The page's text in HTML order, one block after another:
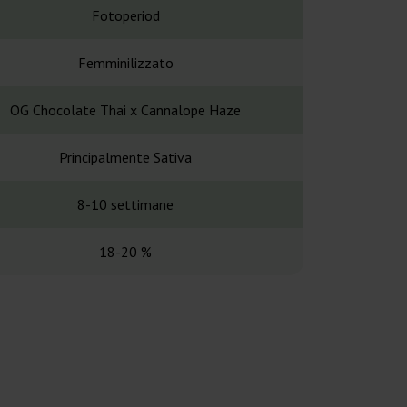
Fotoperiod
Femminilizzato
OG Chocolate Thai x Cannalope Haze
Principalmente Sativa
8-10 settimane
18-20 %